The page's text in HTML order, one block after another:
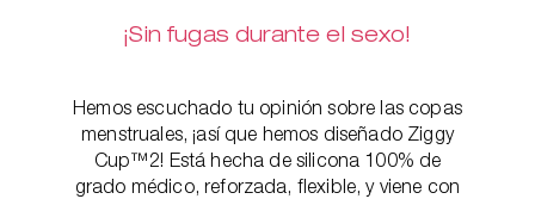
¡Sin fugas durante el sexo!
Hemos escuchado tu opinión sobre las copas
menstruales, ¡así que hemos diseñado Ziggy
Cup™2! Está hecha de silicona 100% de
grado médico, reforzada, flexible, y viene con